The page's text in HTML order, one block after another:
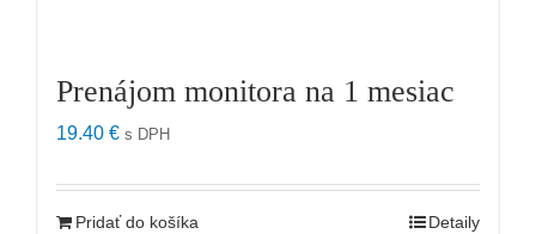
Prenájom monitora na 1 mesiac
19.40 € s DPH
Pridať do košíka Detaily